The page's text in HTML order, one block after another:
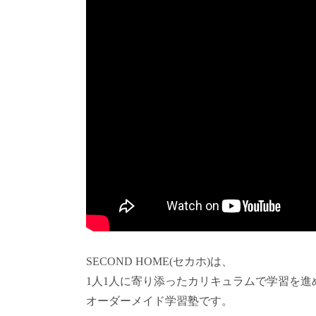
SECOND HOME(セカホ)は、
1人1人に寄り添ったカリキュラムで学習を進
オーダーメイド学習塾です。